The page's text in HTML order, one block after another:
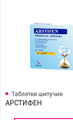
Таблетки шипучие
АРСТИФЕН